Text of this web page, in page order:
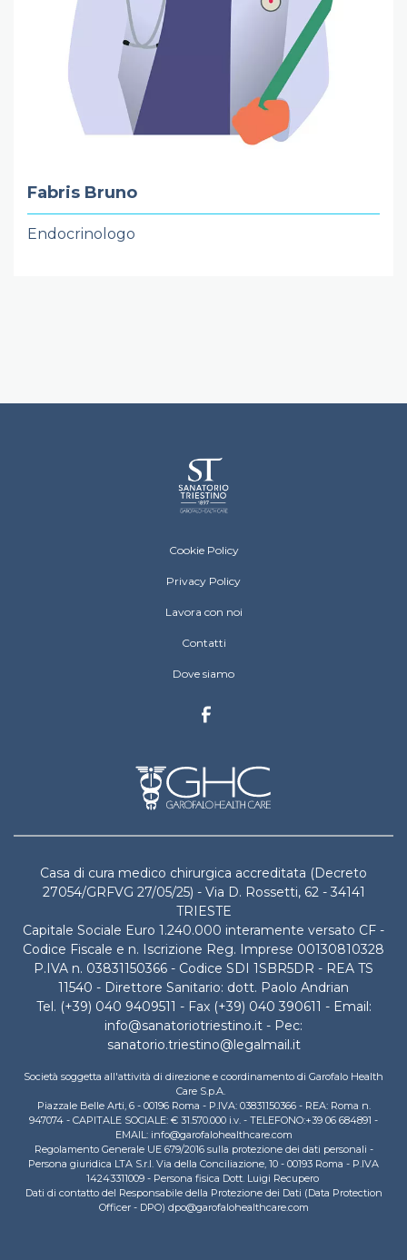
Fabris Bruno
Endocrinologo
Sanatorio Triestino Menu Footer
Cookie Policy
Privacy Policy
Lavora con noi
Contatti
Dove siamo
Casa di cura medico chirurgica accreditata (Decreto
27054/GRFVG 27/05/25) - Via D. Rossetti, 62 - 34141
TRIESTE
Capitale Sociale Euro 1.240.000 interamente versato CF -
Codice Fiscale e n. Iscrizione Reg. Imprese 00130810328
P.IVA n. 03831150366 - Codice SDI 1SBR5DR - REA TS
11540 - Direttore Sanitario: dott. Paolo Andrian
Tel. (+39) 040 9409511 - Fax (+39) 040 390611 - Email:
info@sanatoriotriestino.it - Pec:
sanatorio.triestino@legalmail.it
Società soggetta all'attività di direzione e coordinamento di Garofalo Health
Care S.p.A.
Piazzale Belle Arti, 6 - 00196 Roma - P.IVA: 03831150366 - REA: Roma n.
947074 - CAPITALE SOCIALE: € 31.570.000 i.v. - TELEFONO:+39 06 684891 -
EMAIL: info@garofalohealthcare.com
Regolamento Generale UE 679/2016 sulla protezione dei dati personali -
Persona giuridica LTA S.r.l. Via della Conciliazione, 10 - 00193 Roma - P.IVA
14243311009 - Persona fisica Dott. Luigi Recupero
Dati di contatto del Responsabile della Protezione dei Dati (Data Protection
Officer - DPO) dpo@garofalohealthcare.com